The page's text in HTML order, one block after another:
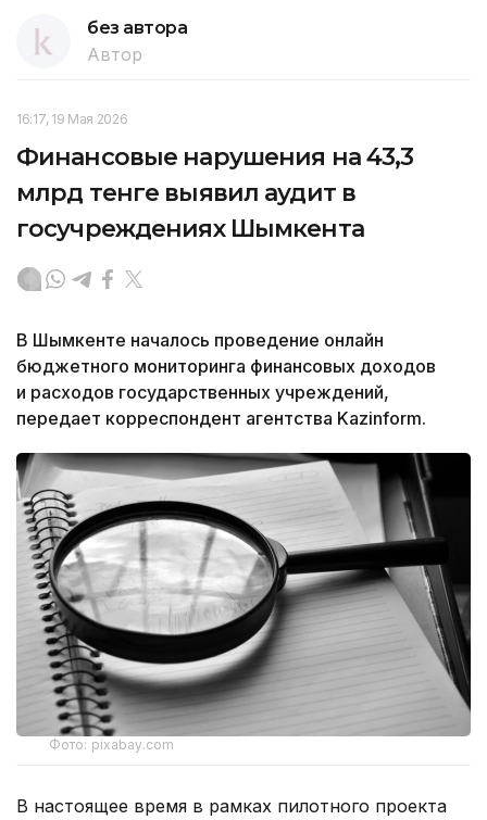
без автора
Автор
16:17, 19 Мая 2026
Финансовые нарушения на 43,3
млрд тенге выявил аудит в
госучреждениях Шымкента
В Шымкенте началось проведение онлайн
бюджетного мониторинга финансовых доходов
и расходов государственных учреждений,
передает корреспондент агентства Kazinform.
Фото: pixabay.com
В настоящее время в рамках пилотного проекта